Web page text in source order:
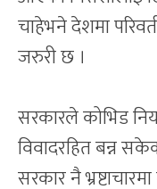
चाहेभने देशमा
जरुरी छ ।
सरकारले कोभिड
विवादरहित बन्न
सरकार नै